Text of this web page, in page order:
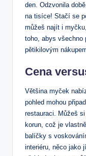
den. Odzvonila
na tisíce! Stačí se
můžeš najít i
toho, abys všechno
pětikilovým
Cena
Většina myček
pohled mohou
restauraci. Můžeš
korun, což je
balíčky s
interiéru, něco jako